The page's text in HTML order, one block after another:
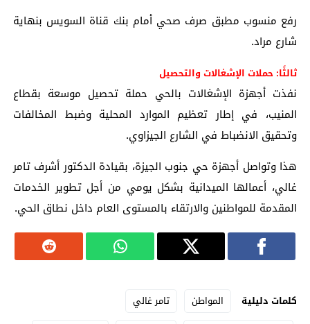
رفع منسوب مطبق صرف صحي أمام بنك قناة السويس بنهاية
شارع مراد.
ثالثًا: حملات الإشغالات والتحصيل
نفذت أجهزة الإشغالات بالحي حملة تحصيل موسعة بقطاع
المنيب، في إطار تعظيم الموارد المحلية وضبط المخالفات
وتحقيق الانضباط في الشارع الجيزاوي.
هذا وتواصل أجهزة حي جنوب الجيزة، بقيادة الدكتور أشرف تامر
غالي، أعمالها الميدانية بشكل يومي من أجل تطوير الخدمات
المقدمة للمواطنين والارتقاء بالمستوى العام داخل نطاق الحي.
كلمات دليلية المواطن
تامر غالي